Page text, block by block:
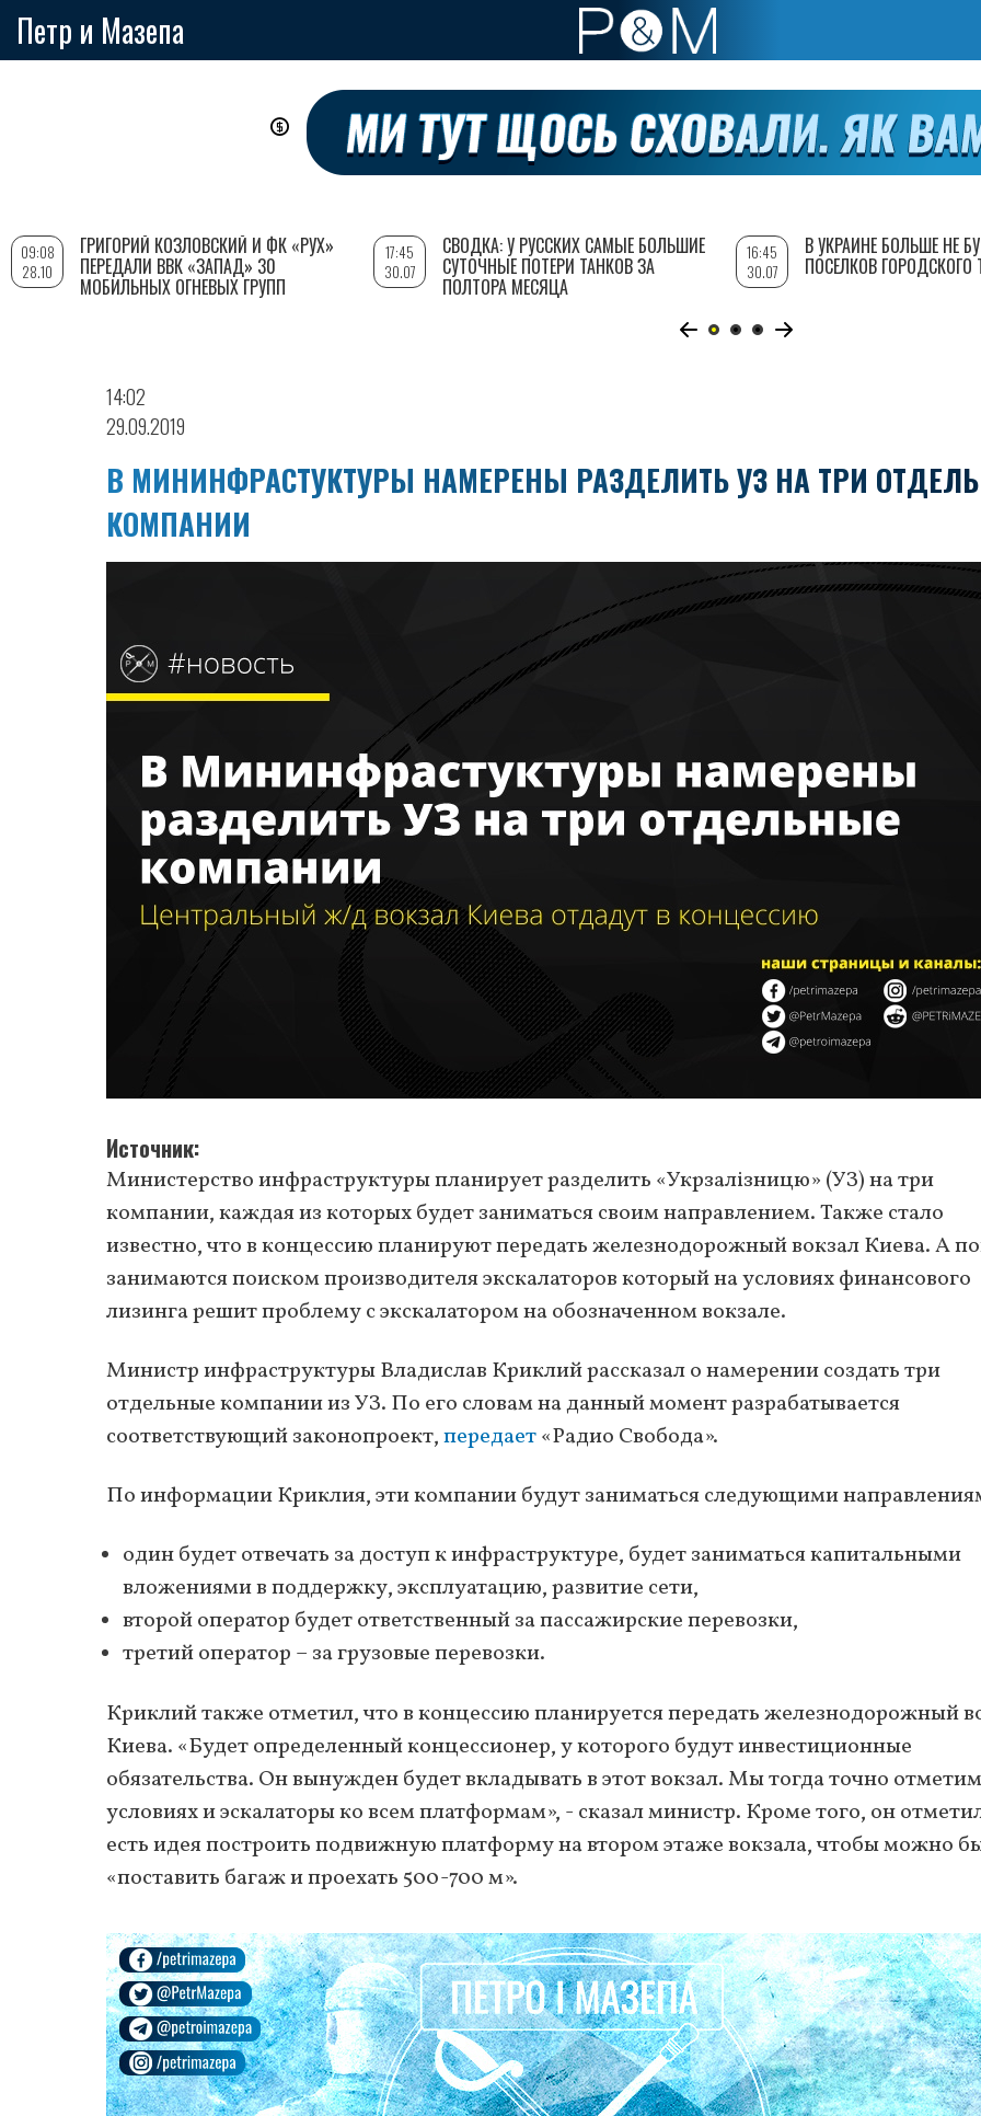
Петр и Мазепа
14:02
29.09.2019
В МИНИНФРАСТУКТУРЫ НАМЕРЕНЫ РАЗДЕЛИТЬ УЗ НА ТРИ
КОМПАНИИ
Источник
Министерство инфраструктуры планирует разделить «Укрзалізницю» (УЗ) на три
компании, каждая из которых будет заниматься своим направлением. Также стало
известно, что в концессию планируют передать железнодорожный вокзал Киева. А
занимаются поиском производителя экскалаторов который на условиях финансового
лизинга решит проблему с экскалатором на обозначенном вокзале.
Министр инфраструктуры Владислав Криклий рассказал о намерении создать три
отдельные компании из УЗ. По его словам на данный момент разрабатывается
соответствующий законопроект,передает«Радио Свобода».
По информации Криклия, эти компании будут заниматься следующими
один будет отвечать за доступ к инфраструктуре, будет заниматься капитальными
вложениями в поддержку, эксплуатацию, развитие сети,
второй оператор будет ответственный за пассажирские перевозки,
третий оператор – за грузовые перевозки.
Криклий также отметил, что в концессию планируется передать железнодорожный
Киева. «Будет определенный концессионер, у которого будут инвестиционные
обязательства. Он вынужден будет вкладывать в этот вокзал. Мы тогда точно
условиях и эскалаторы ко всем платформам», - сказал министр. Кроме того, он
есть идея построить подвижную платформу на втором этаже вокзала, чтобы можно
«поставить багаж и проехать 500-700 м».
09:08
28.10
ГРИГОРИЙ КОЗЛОВСКИЙ И ФК «РУХ»
ПЕРЕДАЛИ ВВК «ЗАПАД» 30
МОБИЛЬНЫХ ОГНЕВЫХ ГРУПП
17:45
30.07
СВОДКА: У РУССКИХ САМЫЕ БОЛЬШИЕ
СУТОЧНЫЕ ПОТЕРИ ТАНКОВ ЗА
ПОЛТОРА МЕСЯЦА
16:45
30.07
В УКРАИНЕ БОЛЬШЕ НЕ
ПОСЕЛКОВ ГОРОДСКОГО